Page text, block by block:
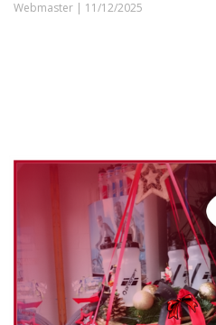
Webmaster | 11/12/2025